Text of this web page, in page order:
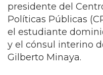
presidente del
Políticas Públicas
el estudiante
y el cónsul interino
Gilberto Minaya.